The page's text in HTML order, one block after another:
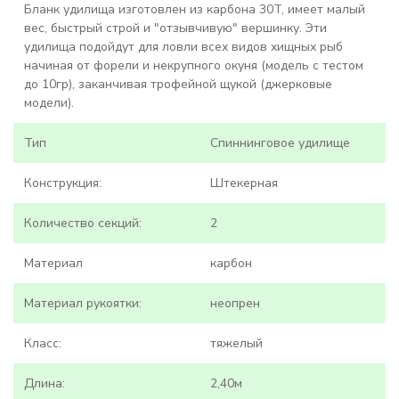
Бланк удилища изготовлен из карбона 30T, имеет малый
вес, быстрый строй и "отзывчивую" вершинку. Эти
удилища подойдут для ловли всех видов хищных рыб
начиная от форели и некрупного окуня (модель с тестом
до 10гр), заканчивая трофейной щукой (джерковые
модели).
Тип Спиннинговое удилище
Конструкция: Штекерная
Количество секций: 2
Материал карбон
Материал рукоятки: неопрен
Класс: тяжелый
Длина: 2,40м